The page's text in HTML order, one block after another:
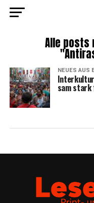
Alle posts
NEUES AUS
sam stark